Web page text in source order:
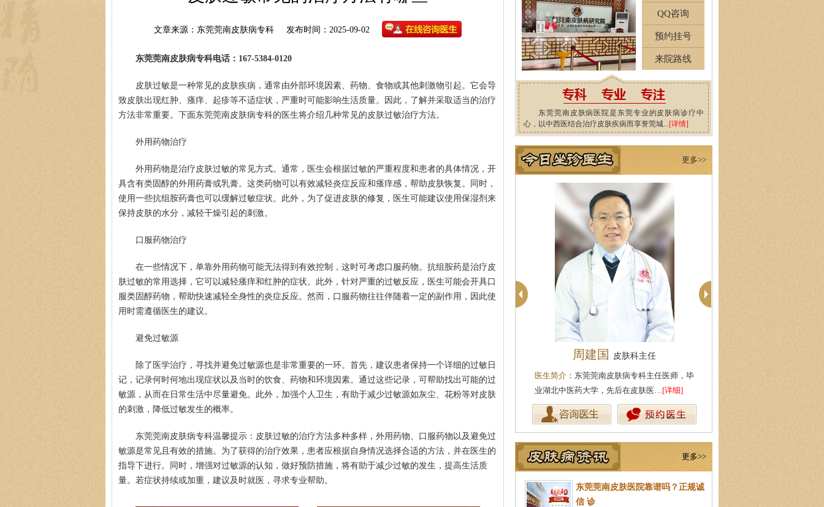
文章来源：东莞莞南皮肤病专科 发布时间：2025-09-02
东莞莞南皮肤病专科电话：167-5384-0120
皮肤过敏是一种常见的皮肤疾病，通常由外部环境因素、药物、食物或其他刺激物引起。它会导
致皮肤出现红肿、瘙痒、起疹等不适症状，严重时可能影响生活质量。因此，了解并采取适当的治疗
方法非常重要。下面东莞莞南皮肤病专科的医生将介绍几种常见的皮肤过敏治疗方法。
外用药物治疗
外用药物是治疗皮肤过敏的常见方式。通常，医生会根据过敏的严重程度和患者的具体情况，开
具含有类固醇的外用药膏或乳膏。这类药物可以有效减轻炎症反应和瘙痒感，帮助皮肤恢复。同时，
使用一些抗组胺药膏也可以缓解过敏症状。此外，为了促进皮肤的修复，医生可能建议使用保湿剂来
保持皮肤的水分，减轻干燥引起的刺激。
口服药物治疗
在一些情况下，单靠外用药物可能无法得到有效控制，这时可考虑口服药物。抗组胺药是治疗皮
肤过敏的常用选择，它可以减轻瘙痒和红肿的症状。此外，针对严重的过敏反应，医生可能会开具口
服类固醇药物，帮助快速减轻全身性的炎症反应。然而，口服药物往往伴随着一定的副作用，因此使
用时需遵循医生的建议。
避免过敏源
除了医学治疗，寻找并避免过敏源也是非常重要的一环。首先，建议患者保持一个详细的过敏日
记，记录何时何地出现症状以及当时的饮食、药物和环境因素。通过这些记录，可帮助找出可能的过
敏源，从而在日常生活中尽量避免。此外，加强个人卫生，有助于减少过敏源如灰尘、花粉等对皮肤
的刺激，降低过敏发生的概率。
东莞莞南皮肤病专科温馨提示：皮肤过敏的治疗方法多种多样，外用药物、口服药物以及避免过
敏源是常见且有效的措施。为了获得的治疗效果，患者应根据自身情况选择合适的方法，并在医生的
指导下进行。同时，增强对过敏源的认知，做好预防措施，将有助于减少过敏的发生，提高生活质
量。若症状持续或加重，建议及时就医，寻求专业帮助。
QQ咨询
预约挂号
来院路线
东莞莞南皮肤病医院是东莞专业的皮肤病诊疗中
心，以中西医结合治疗皮肤疾病而享誉莞城...[详情]
更多>>
殷芳 皮肤科主任
医生简介 ：从事皮肤病临床工作近十年，始终
坚持中医理论与实践相结合治疗皮…[详细]
更多>>
东莞莞南皮肤医院靠谱吗？正规诚
信 诊